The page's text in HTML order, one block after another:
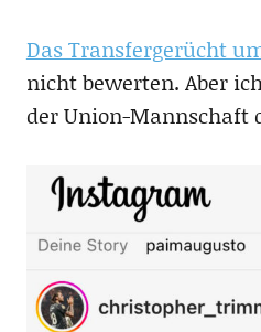
Das Transfergerücht
nicht bewerten. Aber
der Union-Mannschaft